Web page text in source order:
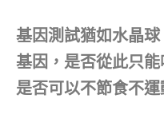
基因測試猶如水晶
基因，是否從此只
是否可以不節食不